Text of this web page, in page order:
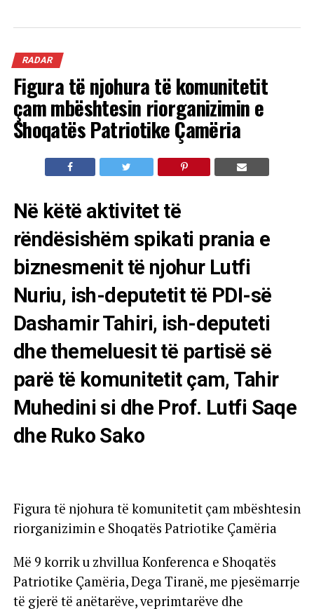
RADAR
Figura të njohura të komunitetit
çam mbështesin riorganizimin e
Shoqatës Patriotike Çamëria
Në këtë aktivitet të
rëndësishëm spikati prania e
biznesmenit të njohur Lutfi
Nuriu, ish-deputetit të PDI-së
Dashamir Tahiri, ish-deputeti
dhe themeluesit të partisë së
parë të komunitetit çam, Tahir
Muhedini si dhe Prof. Lutfi Saqe
dhe Ruko Sako
Figura të njohura të komunitetit çam mbështesin
riorganizimin e Shoqatës Patriotike Çamëria
Më 9 korrik u zhvillua Konferenca e Shoqatës
Patriotike Çamëria, Dega Tiranë, me pjesëmarrje
të gjerë të anëtarëve, veprimtarëve dhe